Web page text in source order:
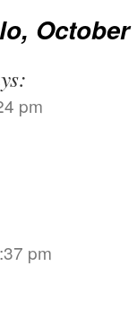
October
pm
pm